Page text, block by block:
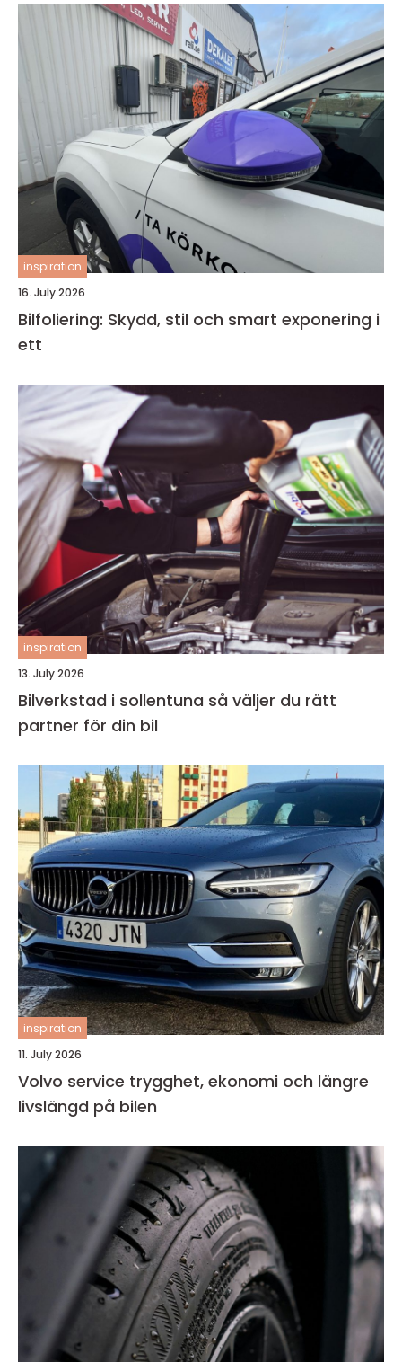
inspiration
16. July 2026
Bilfoliering: Skydd, stil och smart exponering i
ett
inspiration
13. July 2026
Bilverkstad i sollentuna så väljer du rätt
partner för din bil
inspiration
11. July 2026
Volvo service trygghet, ekonomi och längre
livslängd på bilen